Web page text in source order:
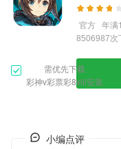
官方 年满
8506987次
需优先下载
彩神v彩票彩8viii安装
小编点评